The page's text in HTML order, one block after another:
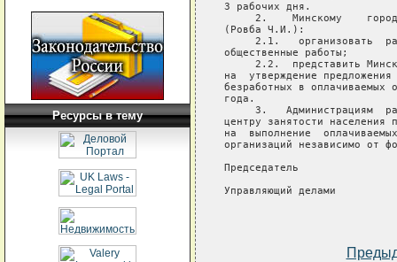
Ресурсы в тему
3 рабочих дня.
2.    Минскому
(Ровба Ч.И.):
2.1.   организовать
общественные работы;
2.2.  представить
на  утверждение
безработных в
года.
3.   Администрациям
центру занятости населения
на  выполнение
организаций независимо от
Председатель
Управляющий делами